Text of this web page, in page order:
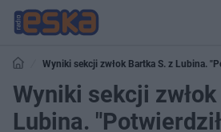
Wyniki sekcji zwłok Bartka S. z Lubina.
których wspominaliśmy"
Wyniki sekcji
Lubina.